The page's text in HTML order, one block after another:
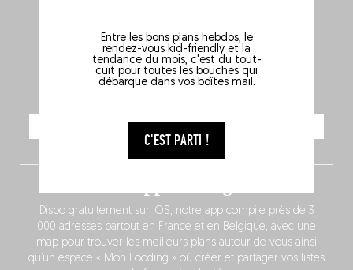
Entre les bons plans hebdos, le
rendez-vous kid-friendly et la
tendance du mois, c'est du tout-
cuit pour toutes les bouches qui
débarque dans vos boîtes mail.
C'EST PARTI !
JE COMMANDE
Dispo gratuitement sur iOS, notre app compile près de 3
000 adresses partout en France et en Belgique, avec une
map pour trouver les meilleurs plans autour de vous ainsi
qu’un espace « Mon Fooding » où créer et partager vos listes